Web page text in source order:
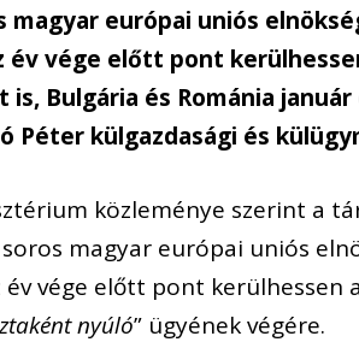
magyar európai uniós
év vége előtt pont
is, Bulgária és Románia
Péter külgazdasági és
közleménye szerint a
magyar európai uniós
év vége előtt pont kerülhessen
nyúló” ügyének végére.